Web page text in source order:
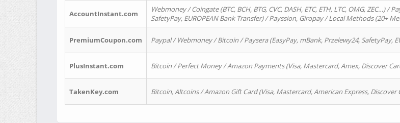
AccountInstant.com
Webmoney / Coingate (BTC, BCH, BTG, CVC, DASH, ETC, ETH, LTC, OMG, ZEC…) /
SafetyPay, EUROPEAN Bank Transfer) / Payssion, Giropay / Local Methods (20+
PremiumCoupon.com Paypal / Webmoney / Bitcoin / Paysera (EasyPay, mBank, Przelewy24, SafetyPay,
PlusInstant.com Bitcoin / Perfect Money / Amazon Payments (Visa, Mastercard, Amex, Discover
TakenKey.com Bitcoin, Altcoins / Amazon Gift Card (Visa, Mastercard, American Express, Discover